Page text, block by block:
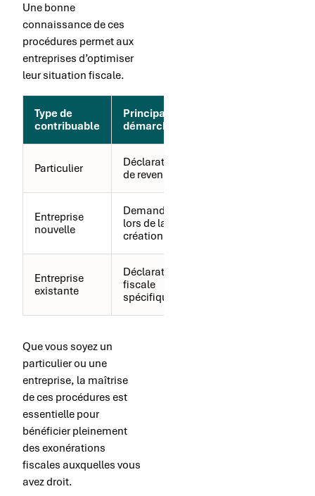
Une bonne
connaissance de ces
procédures permet aux
entreprises d’optimiser
leur situation fiscale.
Type de
contribuable
Principale
démarche
Particulier
Déclaration
de revenus
Entreprise
nouvelle
Demande
lors de la
création
Entreprise
existante
Déclaration
fiscale
spécifique
Que vous soyez un
particulier ou une
entreprise, la maîtrise
de ces procédures est
essentielle pour
bénéficier pleinement
des exonérations
fiscales auxquelles vous
avez droit.